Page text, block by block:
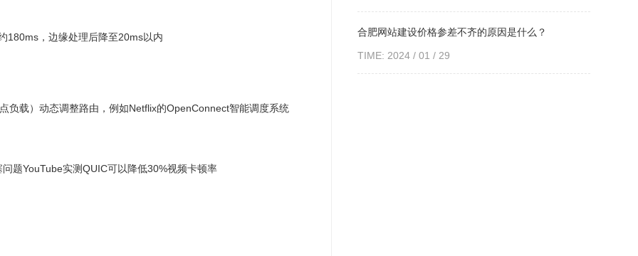
180ms，边缘处理后降至20ms以内
负载）动态调整路由，例如Netflix的OpenConnect智能调度系统
题YouTube实测QUIC可以降低30%视频卡顿率
合肥网站建设价格参差不齐的原因是什么？
TIME: 2024 / 01 / 29